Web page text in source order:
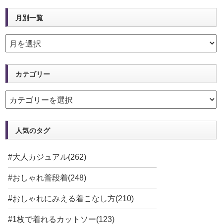
月別一覧
カテゴリー
人気のタグ
#大人カジュアル(262)
#おしゃれ普段着(248)
#おしゃれにみえる着こなし方(210)
#1枚で着れるカットソー(123)